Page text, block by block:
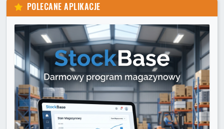
POLECANE APLIKACJE